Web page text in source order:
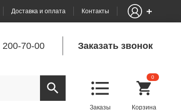
Доставка и оплата Контакты
70-00 Заказать звонок
0